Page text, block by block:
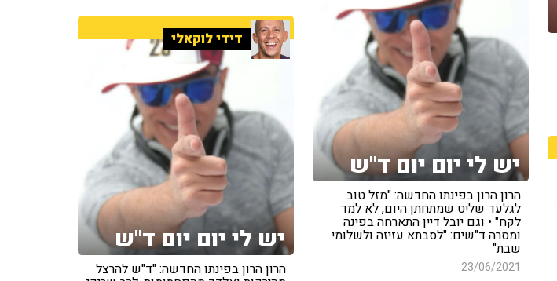
יש לי יום יום ד"ש
הרון הרון בפינתו החדשה: "מזל טוב
לגלעד שליט שמתחתן היום, לא למד
לקח" • וגם יובל דיין התארחה בפינה
ומסרה ד"שים: "לסבתא עזיזה ולשלומי
שבת"
23/06/2021
דידי לוקאלי
יש לי יום יום ד"ש
הרון הרון בפינתו החדשה: "ד"ש להרצל